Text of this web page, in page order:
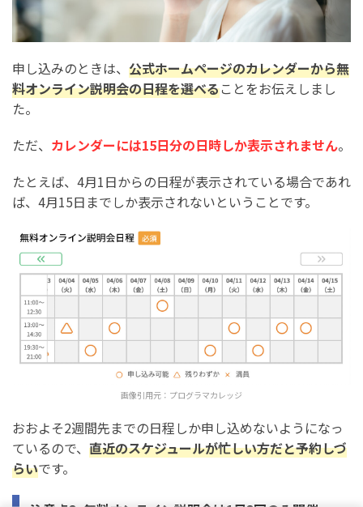
申し込みのときは、 公式ホームページのカレンダーから無
料オンライン説明会の日程を選べることをお伝えしまし
た。
ただ、 カレンダーには15日分の日時しか表示されません。
たとえば、4月1日からの日程が表示されている場合であれ
ば、4月15日までしか表示されないということです。
画像引用元： プログラマカレッジ
おおよそ2週間先までの日程しか申し込めないようになっ
ているので、 直近のスケジュールが忙しい方だと予約しづ
らいです。